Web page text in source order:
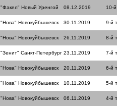
"Факел" Новый Уренгой 08.12.2019 10-
"Нова" Новокуйбышевск 30.11.2019 9-й
"Нова" Новокуйбышевск 26.11.2019 8-й
"Зенит" Санкт-Петербург 23.11.2019 7-й
"Нова" Новокуйбышевск 20.11.2019 6-й
"Нова" Новокуйбышевск 10.11.2019 5-й
"Нова" Новокуйбышевск 06.11.2019 4-й